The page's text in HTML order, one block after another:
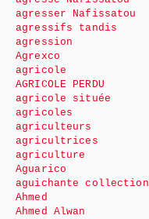
agresser Nafissatou
agressifs tandis
agression
Agrexco
agricole
AGRICOLE PERDU
agricole située
agricoles
agriculteurs
agricultrices
agriculture
Aguarico
aguichante collection
Ahmed
Ahmed Alwan